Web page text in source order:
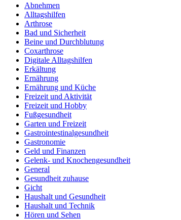
Abnehmen
Alltagshilfen
Arthrose
Bad und Sicherheit
Beine und Durchblutung
Coxarthrose
Digitale Alltagshilfen
Erkältung
Ernährung
Ernährung und Küche
Freizeit und Aktivität
Freizeit und Hobby
Fußgesundheit
Garten und Freizeit
Gastrointestinalgesundheit
Gastronomie
Geld und Finanzen
Gelenk- und Knochengesundheit
General
Gesundheit zuhause
Gicht
Haushalt und Gesundheit
Haushalt und Technik
Hören und Sehen